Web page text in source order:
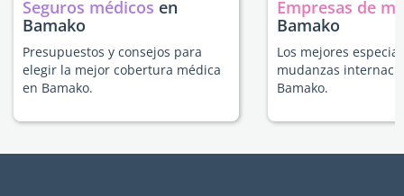
Seguros médicos en
Bamako
Presupuestos y consejos para
elegir la mejor cobertura médica
en Bamako.
Empresas de
Bamako
Los mejores
mudanzas
Bamako.